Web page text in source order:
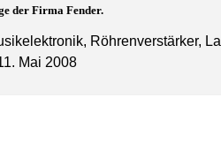
der Firma Fender.
Röhrenverstärker,
Mai 2008